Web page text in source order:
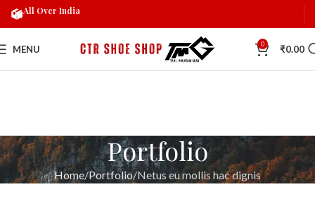
MENU 0 ₹0.00
Portfolio
Home Portfolio Netus eu mollis hac dignis
All Over India